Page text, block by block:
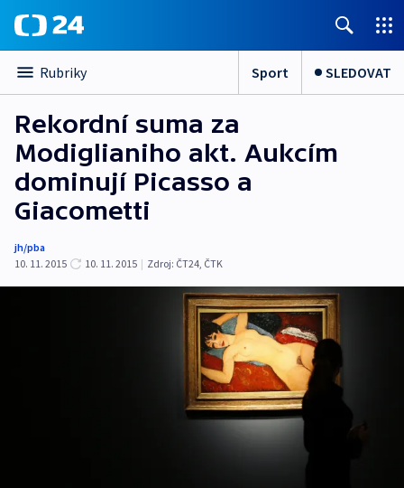
Rubriky Sport SLEDOVAT
Rekordní suma za
Modiglianiho akt. Aukcím
dominují Picasso a
Giacometti
jh/pba
10. 11. 2015
10. 11. 2015 | Zdroj: ČT24, ČTK